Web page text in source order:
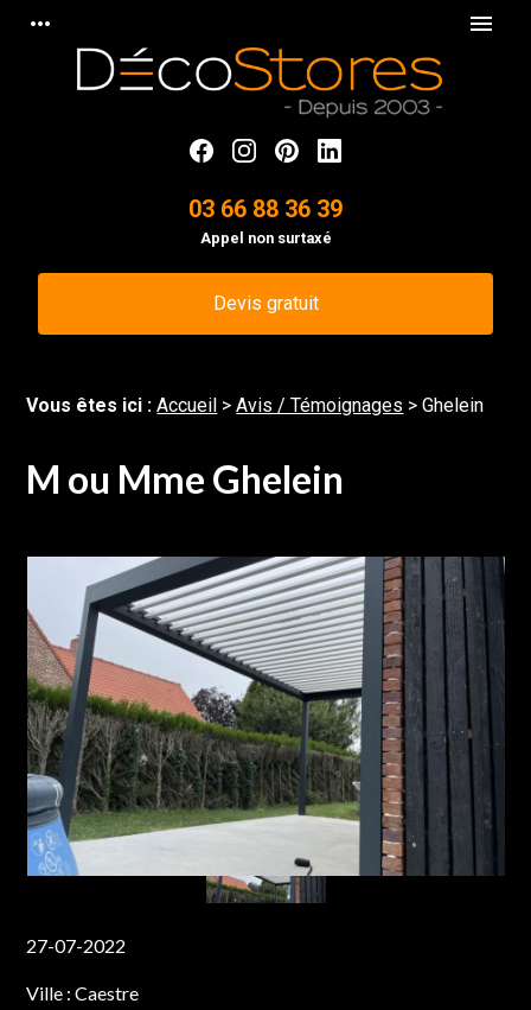
more_horiz menu
03 66 88 36 39
Appel non surtaxé
Devis gratuit
Vous êtes ici :Accueil >Avis / Témoignages >Ghelein
M ou Mme Ghelein
27-07-2022
Ville :Caestre